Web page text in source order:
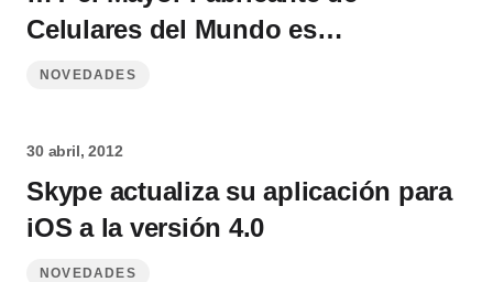
Celulares del Mundo es…
NOVEDADES
30 abril, 2012
Skype actualiza su aplicación para
iOS a la versión 4.0
NOVEDADES